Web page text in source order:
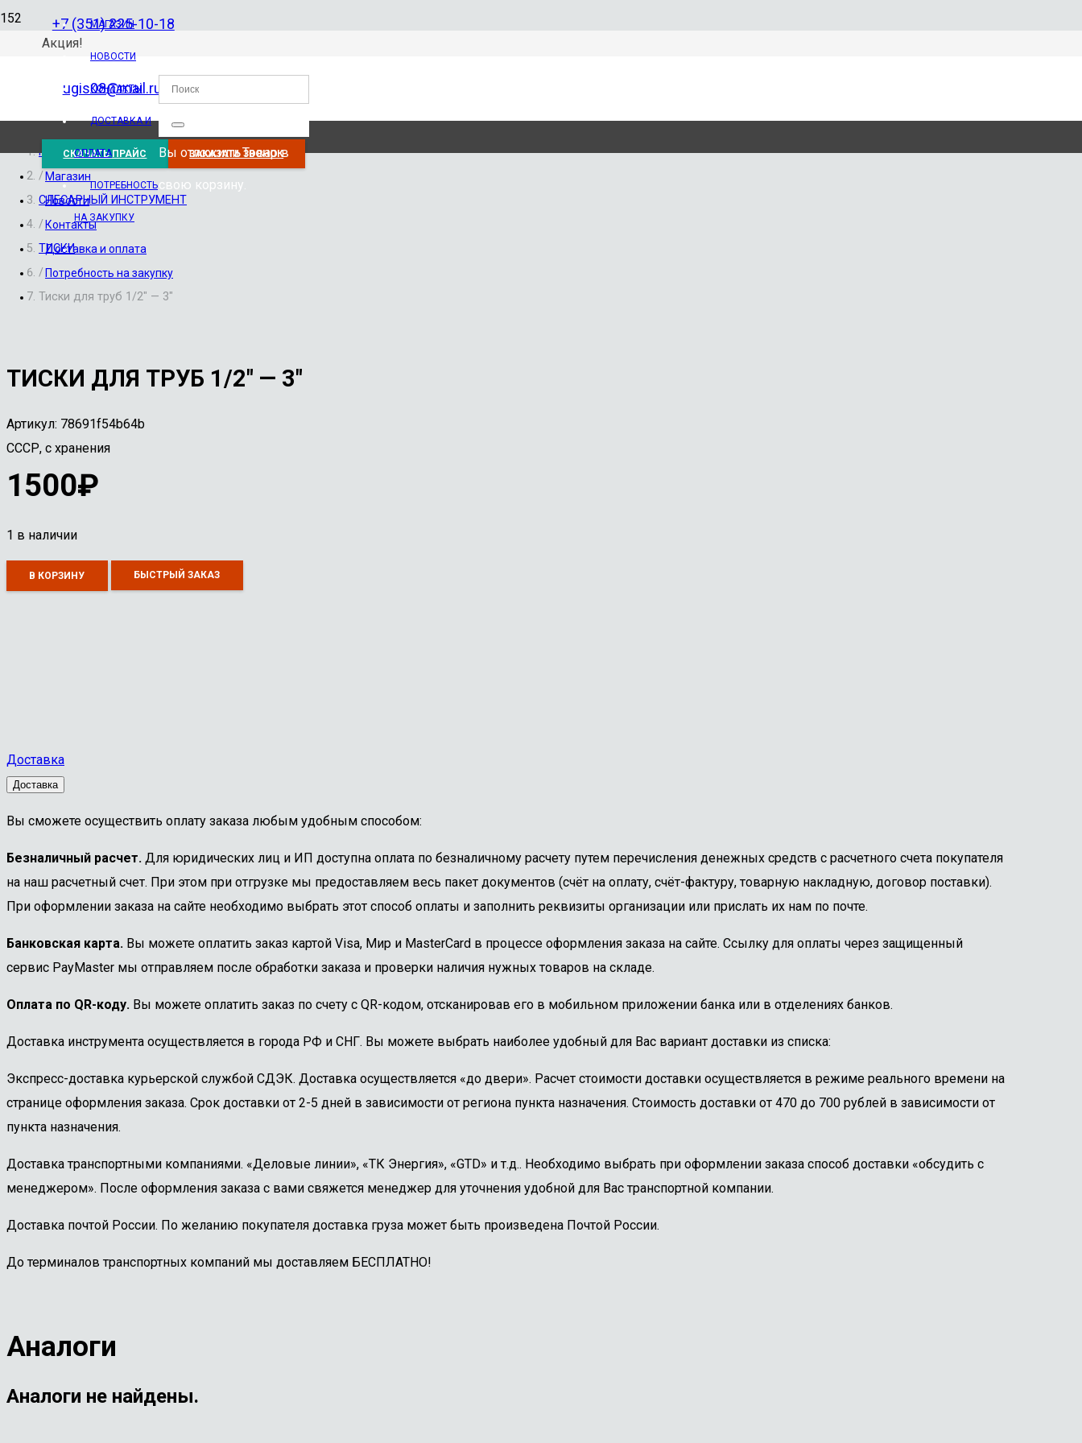
Акция!
+7 (351) 225-10-18
ugis08@mail.ru
СКАЧАТЬ ПРАЙС ЗАКАЗАТЬ ЗВОНОК
МАГАЗИН
НОВОСТИ
КОНТАКТЫ
ДОСТАВКА И
ОПЛАТА
ПОТРЕБНОСТЬ
НА ЗАКУПКУ
Вы отложилиТоварв
свою корзину.
Магазин
Новости
Контакты
Доставка и оплата
Потребность на закупку
Главная
/
СЛЕСАРНЫЙ ИНСТРУМЕНТ
/
ТИСКИ
/
Тиски для труб 1/2″ — 3″
ТИСКИ ДЛЯ ТРУБ 1/2″ — 3″
Артикул: 78691f54b64b
СССР, с хранения
1500₽
1 в наличии
Количество
товара
В КОРЗИНУ БЫСТРЫЙ ЗАКАЗ
Доставка
Доставка
Вы сможете осуществить оплату заказа любым удобным способом:
Безналичный расчет. Для юридических лиц и ИП доступна оплата по безналичному расчету путем перечисления денежных средств с расчетного счета покупателя
на наш расчетный счет. При этом при отгрузке мы предоставляем весь пакет документов (счёт на оплату, счёт-фактуру, товарную накладную, договор поставки).
При оформлении заказа на сайте необходимо выбрать этот способ оплаты и заполнить реквизиты организации или прислать их нам по почте.
Банковская карта. Вы можете оплатить заказ картой Visa, Мир и MasterCard в процессе оформления заказа на сайте. Ссылку для оплаты через защищенный
сервис PayMaster мы отправляем после обработки заказа и проверки наличия нужных товаров на складе.
Оплата по QR-коду. Вы можете оплатить заказ по счету с QR-кодом, отсканировав его в мобильном приложении банка или в отделениях банков.
Доставка инструмента осуществляется в города РФ и СНГ. Вы можете выбрать наиболее удобный для Вас вариант доставки из списка:
Экспресс-доставка курьерской службой СДЭК. Доставка осуществляется «до двери». Расчет стоимости доставки осуществляется в режиме реального времени на
странице оформления заказа. Срок доставки от 2-5 дней в зависимости от региона пункта назначения. Стоимость доставки от 470 до 700 рублей в зависимости от
пункта назначения.
Доставка транспортными компаниями. «Деловые линии», «ТК Энергия», «GTD» и т.д.. Необходимо выбрать при оформлении заказа способ доставки «обсудить с
менеджером». После оформления заказа с вами свяжется менеджер для уточнения удобной для Вас транспортной компании.
Доставка почтой России. По желанию покупателя доставка груза может быть произведена Почтой России.
До терминалов транспортных компаний мы доставляем БЕСПЛАТНО!
Аналоги
Аналоги не найдены.